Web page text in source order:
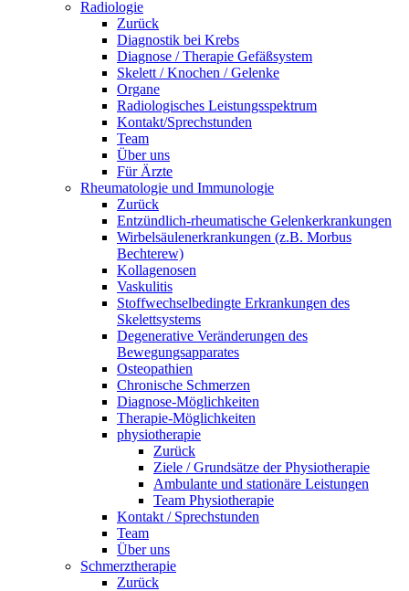
Radiologie
Zurück
Diagnostik bei Krebs
Diagnose / Therapie Gefäßsystem
Skelett / Knochen / Gelenke
Organe
Radiologisches Leistungsspektrum
Kontakt/Sprechstunden
Team
Über uns
Für Ärzte
Rheumatologie und Immunologie
Zurück
Entzündlich-rheumatische Gelenkerkrankungen
Wirbelsäulenerkrankungen (z.B. Morbus
Bechterew)
Kollagenosen
Vaskulitis
Stoffwechselbedingte Erkrankungen des
Skelettsystems
Degenerative Veränderungen des
Bewegungsapparates
Osteopathien
Chronische Schmerzen
Diagnose-Möglichkeiten
Therapie-Möglichkeiten
physiotherapie
Zurück
Ziele / Grundsätze der Physiotherapie
Ambulante und stationäre Leistungen
Team Physiotherapie
Kontakt / Sprechstunden
Team
Über uns
Schmerztherapie
Zurück